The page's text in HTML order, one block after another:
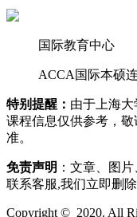
国际教育中心
ACCA国际本硕
特别提醒： 由于上海
课程信息仅供参考，
准。
免责声明 ：文章、图
联系客服,我们立即删
Copyright © 2020. All